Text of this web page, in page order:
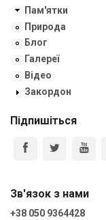
Пам'ятки
Природа
Блог
Галереї
Відео
Закордон
Підпишіться
Зв'язок з нами
+38 050 9364428